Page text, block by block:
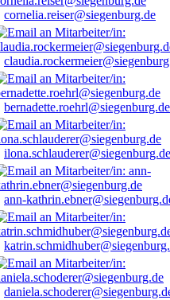
cornelia.reiser@siegenburg.de
bernadette.roehrl@siegenburg.de
ilona.schlauderer@siegenburg.de
ann-